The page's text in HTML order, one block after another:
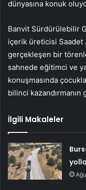
dünyasına konuk
Banvit Sürdürülebilir
içerik üreticisi Saadet
gerçekleşen bir
sahnede eğitimci ve
konuşmasında
bilinci
İlgili Makaleler